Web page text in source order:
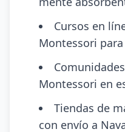
Cursos en
Montessori
Montessori en
Tiendas de
con envío a